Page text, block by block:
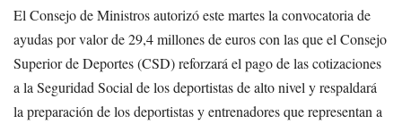
El Consejo de Ministros autorizó este martes la convocatoria de
ayudas por valor de 29,4 millones de euros con las que el Consejo
Superior de Deportes (CSD) reforzará el pago de las cotizaciones
a la Seguridad Social de los deportistas de alto nivel y respaldará
la preparación de los deportistas y entrenadores que representan a